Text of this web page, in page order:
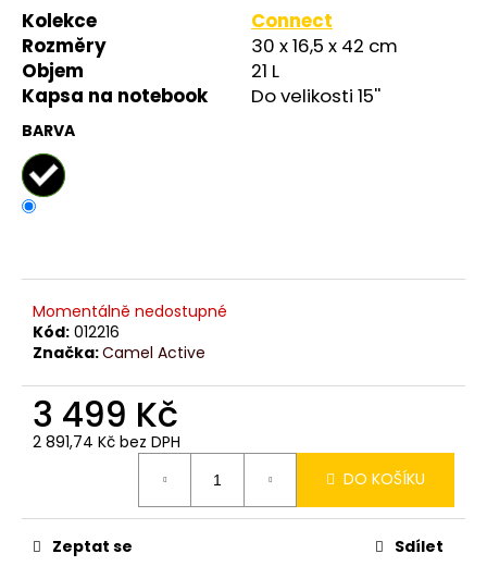
Kolekce
Connect
Rozměry
30 x 16,5 x 42 cm
Objem
21 L
Kapsa na notebook
Do velikosti 15''
BARVA
Momentálně nedostupné
Kód: 012216
Značka:Camel Active
3 499 Kč
2 891,74 Kč bez DPH
DO KOŠÍKU
Zeptat se Sdílet
o
p
o
r
u
č
u
j
e